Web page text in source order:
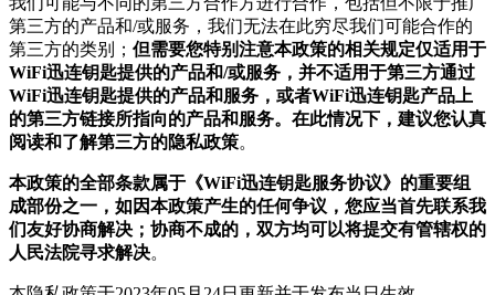
第三方的产品和/或服务，我们无法在此穷尽我们可能合作的
第三方的类别； 但需要您特别注意本政策的相关规定仅适用于
WiFi迅连钥匙提供的产品和/或服务，并不适用于第三方通过
WiFi迅连钥匙提供的产品和服务，或者WiFi迅连钥匙产品上
的第三方链接所指向的产品和服务。在此情况下，建议您认真
阅读和了解第三方的隐私政策。
本政策的全部条款属于《WiFi迅连钥匙服务协议》的重要组
成部份之一，如因本政策产生的任何争议，您应当首先联系我
们友好协商解决；协商不成的，双方均可以将提交有管辖权的
人民法院寻求解决。